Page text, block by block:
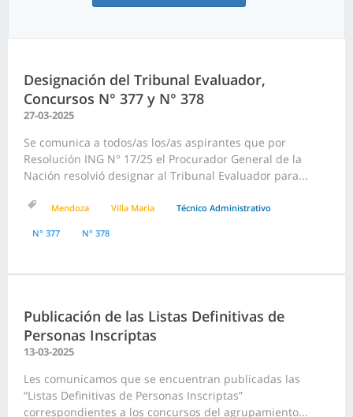
Designación del Tribunal Evaluador,
Concursos N° 377 y N° 378
27-03-2025
Se comunica a todos/as los/as aspirantes que por
Resolución ING N° 17/25 el Procurador General de la
Nación resolvió designar al Tribunal Evaluador para...
Mendoza Villa Maria Técnico Administrativo
N° 377 N° 378
Publicación de las Listas Definitivas de
Personas Inscriptas
13-03-2025
Les comunicamos que se encuentran publicadas las
“Listas Definitivas de Personas Inscriptas”
correspondientes a los concursos del agrupamiento...